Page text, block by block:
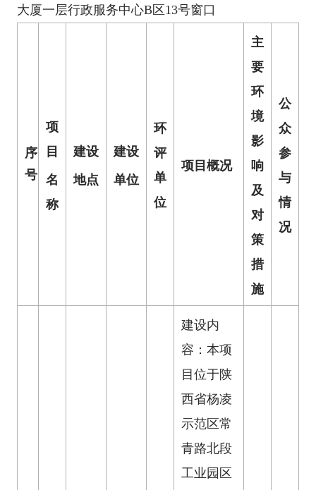
大厦一层行政服务中心B区13号窗口
序
号
项
目
名
称
建设
地点
建设
单位
环
评
单
位
项目概况
主
要
环
境
影
响
及
对
策
措
施
公
众
参
与
情
况
建设内
容：本项
目位于陕
西省杨凌
示范区常
青路北段
工业园区